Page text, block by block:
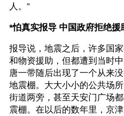
人。”
*怕真实报导 中国政府拒绝援
报导说，地震之后，许多国
和物资援助，但都遭到当时
唐一带随后出现了一个从来
地震棚。大大小小的公共场
街道两旁，甚至天安门广场
震棚。在以后的数年里，京